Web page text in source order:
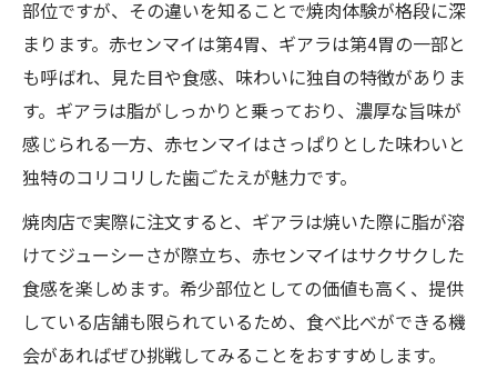
部位ですが、その違いを知ることで焼肉体験が格段に深
まります。赤センマイは第4胃、ギアラは第4胃の一部と
も呼ばれ、見た目や食感、味わいに独自の特徴がありま
す。ギアラは脂がしっかりと乗っており、濃厚な旨味が
感じられる一方、赤センマイはさっぱりとした味わいと
独特のコリコリした歯ごたえが魅力です。
焼肉店で実際に注文すると、ギアラは焼いた際に脂が溶
けてジューシーさが際立ち、赤センマイはサクサクした
食感を楽しめます。希少部位としての価値も高く、提供
している店舗も限られているため、食べ比べができる機
会があればぜひ挑戦してみることをおすすめします。